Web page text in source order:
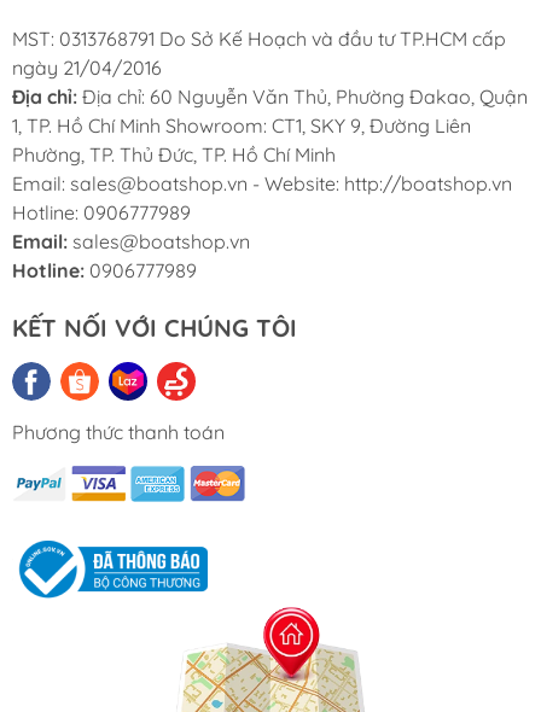
MST: 0313768791 Do Sở Kế Hoạch và đầu tư TP.HCM cấp
ngày 21/04/2016
Địa chỉ: Địa chỉ: 60 Nguyễn Văn Thủ, Phường Đakao, Quận
1, TP. Hồ Chí Minh Showroom: CT1, SKY 9, Đường Liên
Phường, TP. Thủ Đức, TP. Hồ Chí Minh
Email: sales@boatshop.vn - Website: http://boatshop.vn
Hotline: 0906777989
Email: sales@boatshop.vn
Hotline: 0906777989
KẾT NỐI VỚI CHÚNG TÔI
Phương thức thanh toán